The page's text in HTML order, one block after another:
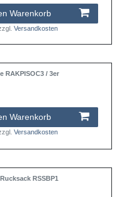
Warenkorb
Versandkosten
RAKPISOC3 / 3er
Warenkorb
Versandkosten
RSSBP1